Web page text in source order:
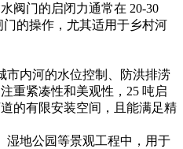
阀门的启闭力通常在 20-30
的操作，尤其适用于乡村河
内河的水位控制、防洪排涝
重紧凑性和美观性，25 吨启
的有限安装空间，且能满足精
地公园等景观工程中，用于